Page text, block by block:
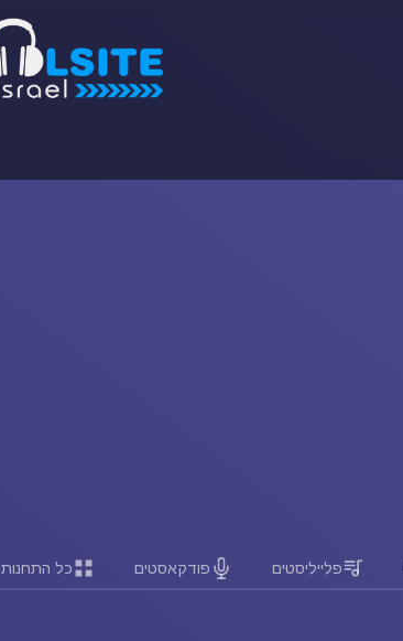
פלייליסטים פודקאסטים כל התחנות